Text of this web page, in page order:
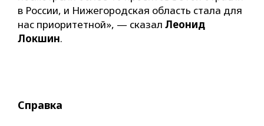
в России, и Нижегородская область стала для
нас приоритетной», — сказал Леонид
Локшин.
Справка